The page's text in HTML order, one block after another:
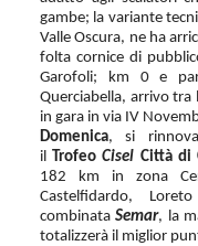
gambe; la variante
Valle Oscura, ne ha
folta cornice di
Garofoli; km 0 e
Querciabella, arrivo
in gara in via IV
Domenica, si
ilTrofeoCisel Città di
182 km in zona
Castelfidardo,
combinataSemar, la
totalizzerà il miglior